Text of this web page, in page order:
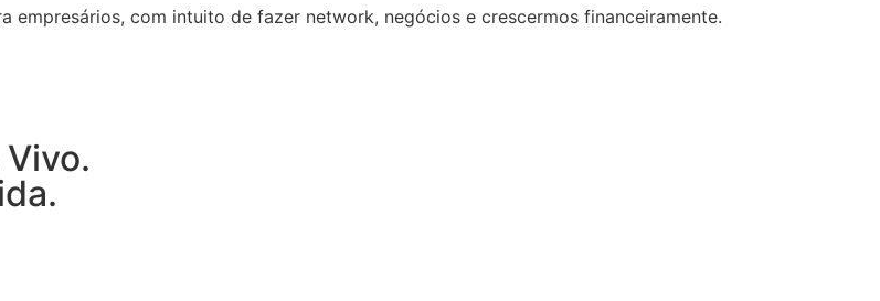
empresários, com intuito de fazer network, negócios e crescermos financeiramente.